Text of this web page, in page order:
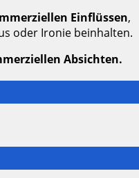
Einflüssen,
oder Ironie beinhalten.
Absichten.